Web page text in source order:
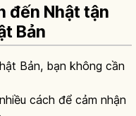
đến Nhật tận
Bản
Bản, bạn không cần
cách để cảm nhận